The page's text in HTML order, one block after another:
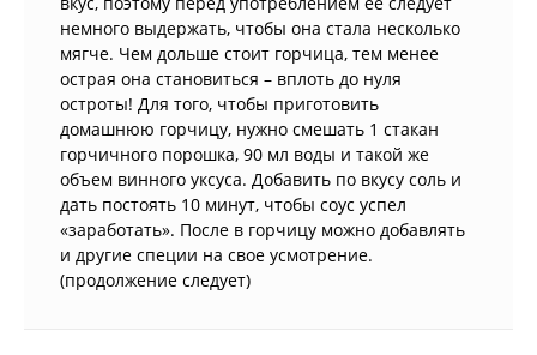
немного выдержать, чтобы она стала несколько
мягче. Чем дольше стоит горчица, тем менее
острая она становиться – вплоть до нуля
остроты! Для того, чтобы приготовить
домашнюю горчицу, нужно смешать 1 стакан
горчичного порошка, 90 мл воды и такой же
объем винного уксуса. Добавить по вкусу соль и
дать постоять 10 минут, чтобы соус успел
«заработать». После в горчицу можно добавлять
и другие специи на свое усмотрение.
(продолжение следует)